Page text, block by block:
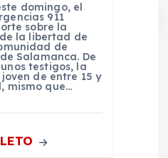
domingo, el
911
sobre la
la libertad de
de
Salamanca. De
testigos, la
de entre 15 y
mismo que…